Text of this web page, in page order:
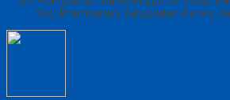
Kec. Prambanan, Kabupaten Klaten,